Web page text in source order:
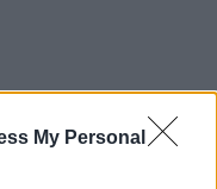
My Personal